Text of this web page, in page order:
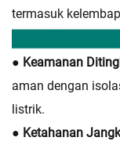
termasuk
● Keamanan
aman dengan
listrik.
● Ketahanan